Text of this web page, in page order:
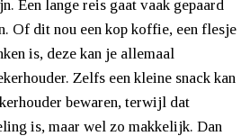
Een lange reis gaat vaak gepaard
Of dit nou een kop koffie, een flesje
is, deze kan je allemaal
Zelfs een kleine snack kan
bewaren, terwijl dat
is, maar wel zo makkelijk. Dan